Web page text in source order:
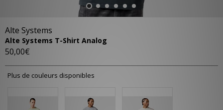
Alte Systems
Alte Systems T-Shirt Analog
50,00€
Plus de couleurs disponibles